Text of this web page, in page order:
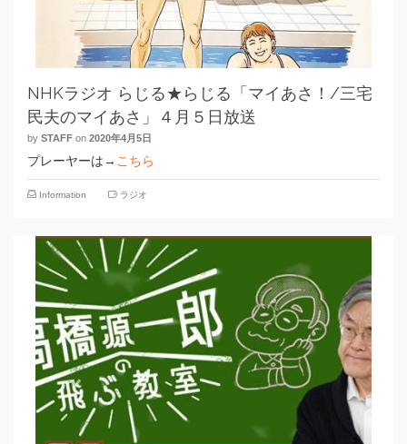
NHKラジオ らじる★らじる「マイあさ！/三宅
民夫のマイあさ」４月５日放送
by STAFF on 2020年4月5日
プレーヤーは→ こちら
Information ラジオ